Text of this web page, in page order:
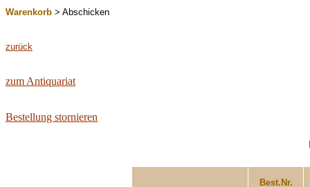
Warenkorb > Abschicken
zurück
zum Antiquariat
Bestellung stornieren
Best.Nr.